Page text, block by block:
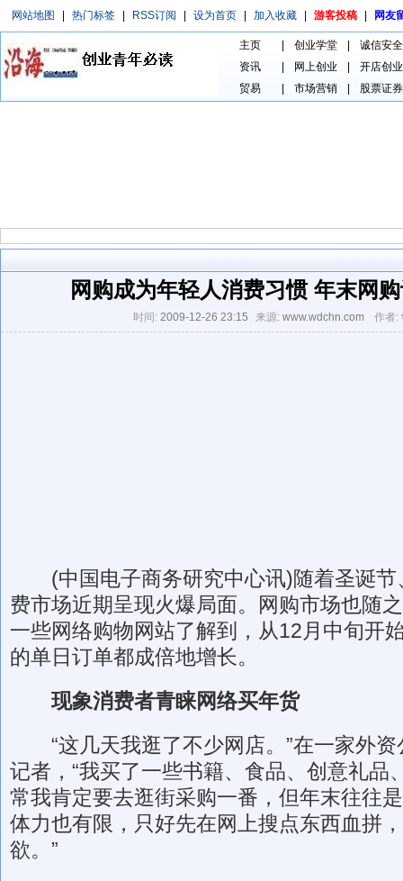
网站地图 热门标签 RSS订阅 设为首页 加入收藏 游客投稿 网友
主页 创业学堂
诚信安全
资讯
网上创业
开店创业
贸易
市场营销 股票证券
网购成为年轻人消费习惯 年末网
时间: 2009-12-26 23:15 来源: www.wdchn.com 作者:
(中国电子商务研究中心讯)随着圣诞节
费市场近期呈现火爆局面。网购市场也随
一些网络购物网站了解到，从12月中旬开
的单日订单都成倍地增长。
现象消费者青睐网络买年货
“这几天我逛了不少网店。”在一家外资
记者，“我买了一些书籍、食品、创意礼品
常我肯定要去逛街采购一番，但年末往往
体力也有限，只好先在网上搜点东西血拼
欲。”